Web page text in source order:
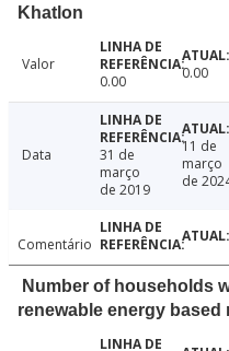
Khatlon
Valor
0.00
0.00
Data
31 de
março
de 2019
11 de
março
de
Comentário
Number of households
renewable energy based